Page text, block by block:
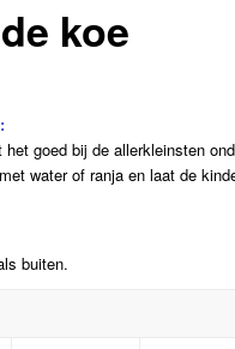
koe
het goed bij de allerkleinsten
water of ranja en laat de
buiten.